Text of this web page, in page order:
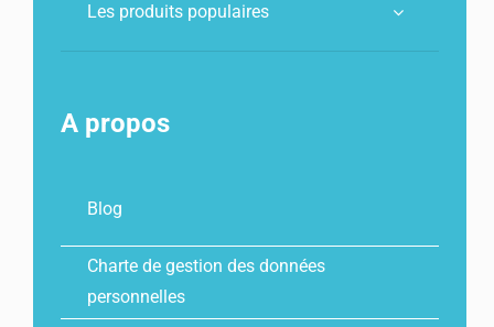
Les produits populaires
A propos
Blog
Charte de gestion des données
personnelles